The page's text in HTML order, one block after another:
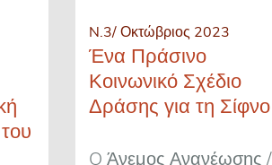
N.3/ Οκτώβριος 2023
Ένα Πράσινο
Κοινωνικό Σχέδιο
Δράσης για τη Σίφνο
O Άνεμος Ανανέωσης /